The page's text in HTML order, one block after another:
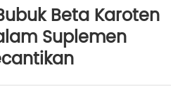
Beta Karoten
Suplemen